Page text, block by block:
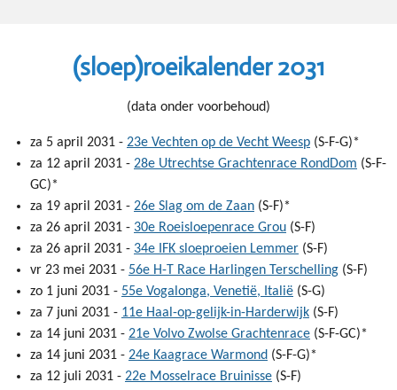
(sloep)roeikalender 2031
(data onder voorbehoud)
za 5 april 2031 - 23e Vechten op de Vecht Weesp (S-F-G)*
za 12 april 2031 - 28e Utrechtse Grachtenrace RondDom (S-F-
GC)*
za 19 april 2031 - 26e Slag om de Zaan (S-F)*
za 26 april 2031 - 30e Roeisloepenrace Grou (S-F)
za 26 april 2031 - 34e IFK sloeproeien Lemmer (S-F)
vr 23 mei 2031 - 56e H-T Race Harlingen Terschelling (S-F)
zo 1 juni 2031 - 55e Vogalonga, Venetië, Italië (S-G)
za 7 juni 2031 - 11e Haal-op-gelijk-in-Harderwijk (S-F)
za 14 juni 2031 - 21e Volvo Zwolse Grachtenrace (S-F-GC)*
za 14 juni 2031 - 24e Kaagrace Warmond (S-F-G)*
za 12 juli 2031 - 22e Mosselrace Bruinisse (S-F)